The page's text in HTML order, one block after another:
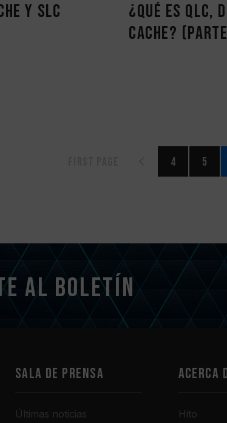
y SLC
¿Qué es QLC,
Cache?
4 5
al boletín
Sala de prensa
Últimas noticias
Acerca
Hito